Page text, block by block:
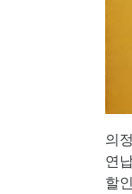
의
연
할